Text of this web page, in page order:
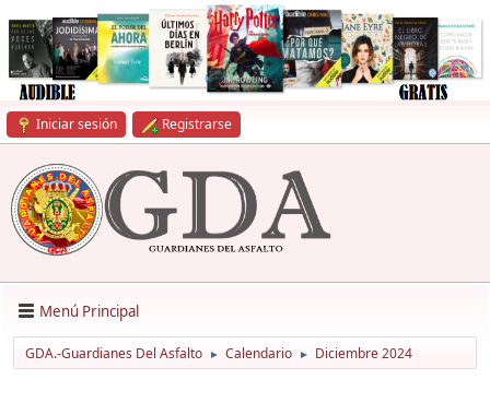
Iniciar sesión Registrarse
Menú Principal
GDA.-Guardianes Del Asfalto ► Calendario ► Diciembre 2024